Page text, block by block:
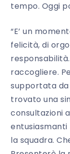
tempo. Oggi
“E’ un
felicità, di
raccogliere.
supportata
trovato una
consultazioni
la squadra.